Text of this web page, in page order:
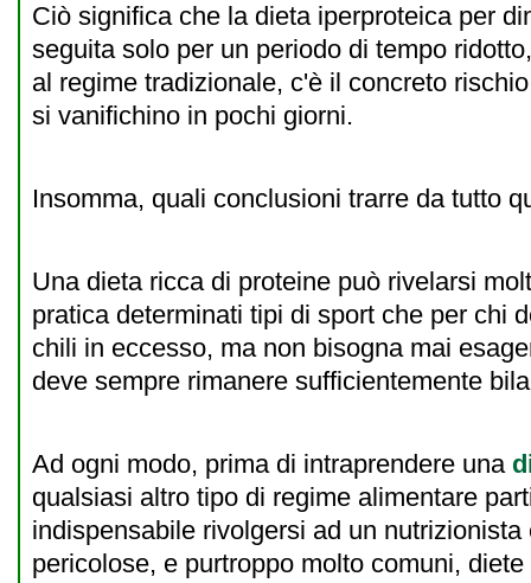
Ciò significa che la dieta iperproteica per
seguita solo per un periodo di tempo
al regime tradizionale, c'è il concreto
si vanifichino in pochi giorni.
Insomma, quali conclusioni trarre da tutto
Una dieta ricca di proteine può rivelarsi
pratica determinati tipi di sport che per chi
chili in eccesso, ma non bisogna mai
deve sempre rimanere sufficientemente
Ad ogni modo, prima di intraprendere una
qualsiasi altro tipo di regime alimentare
indispensabile rivolgersi ad un nutrizionista
pericolose, e purtroppo molto comuni,